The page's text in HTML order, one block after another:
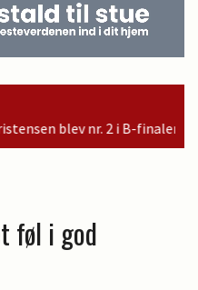
og er dermed kvalificeret
føl i god